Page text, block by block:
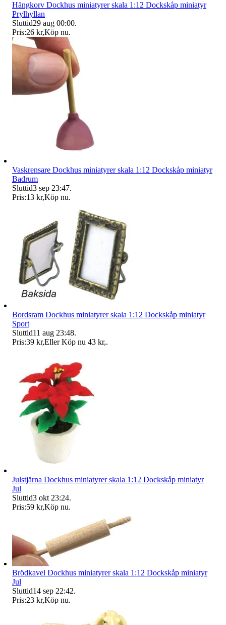
Hängkorv Dockhus miniatyrer skala 1:12 Dockskåp miniatyr
Prylhyllan
Sluttid29 aug 00:00.
Pris:26 kr,Köp nu.
Vaskrensare Dockhus miniatyrer skala 1:12 Dockskåp miniatyr
Badrum
Sluttid3 sep 23:47.
Pris:13 kr,Köp nu.
Bordsram Dockhus miniatyrer skala 1:12 Dockskåp miniatyr
Sport
Sluttid11 aug 23:48.
Pris:39 kr,Eller Köp nu 43 kr,.
Julstjärna Dockhus miniatyrer skala 1:12 Dockskåp miniatyr
Jul
Sluttid3 okt 23:24.
Pris:59 kr,Köp nu.
Brödkavel Dockhus miniatyrer skala 1:12 Dockskåp miniatyr
Jul
Sluttid14 sep 22:42.
Pris:23 kr,Köp nu.